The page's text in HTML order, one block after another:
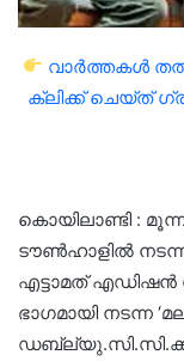
വാർത്തകൾ
ക്ലിക്ക് ചെയ്ത്
കൊയിലാണ്ടി :
ടൗൺഹാളിൽ
എട്ടാമത് എഡിഷൻ
ഭാഗമായി നടന്ന